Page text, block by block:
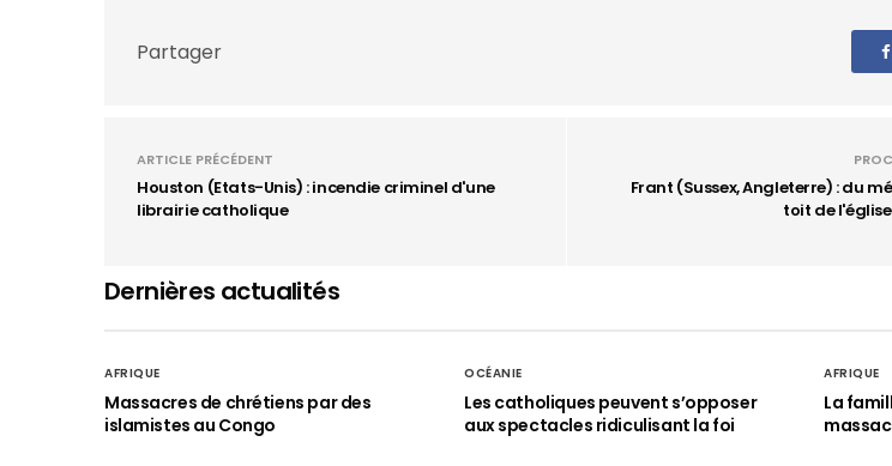
Partager
ARTICLE PRÉCÉDENT
Houston (Etats-Unis) : incendie criminel d'une
librairie catholique
Frant (Sussex, Angleterre) : du
toit de
Dernières actualités
AFRIQUE
Massacres de chrétiens par des
islamistes au Congo
OCÉANIE
Les catholiques peuvent s’opposer
aux spectacles ridiculisant la foi
AFRIQUE
La